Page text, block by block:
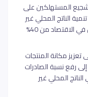
المستهلكين على
الناتج المحلي غير
النفطي، وزيادة مساهمة القطاع الخاص في الاقتصاد من 40%
تعزيز مكانة المنتجات
رفع نسبة الصادرات
من إجمالي الناتج المحلي غير